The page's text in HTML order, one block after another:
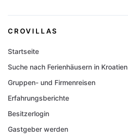
CROVILLAS
Startseite
Suche nach Ferienhäusern in Kroatien
Gruppen- und Firmenreisen
Erfahrungsberichte
Besitzerlogin
Gastgeber werden